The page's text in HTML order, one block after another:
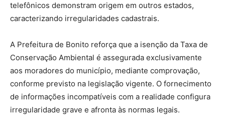
telefônicos demonstram origem em outros estados,
caracterizando irregularidades cadastrais.
A Prefeitura de Bonito reforça que a isenção da Taxa de
Conservação Ambiental é assegurada exclusivamente
aos moradores do município, mediante comprovação,
conforme previsto na legislação vigente. O fornecimento
de informações incompatíveis com a realidade configura
irregularidade grave e afronta às normas legais.